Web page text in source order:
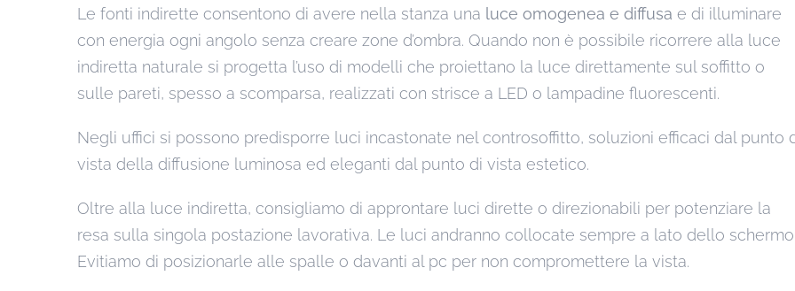
Le fonti indirette consentono di avere nella stanza una luce omogenea e diffusa e di illuminare
con energia ogni angolo senza creare zone d’ombra. Quando non è possibile ricorrere alla luce
indiretta naturale si progetta l’uso di modelli che proiettano la luce direttamente sul soffitto o
sulle pareti, spesso a scomparsa, realizzati con strisce a LED o lampadine fluorescenti.
Negli uffici si possono predisporre luci incastonate nel controsoffitto, soluzioni efficaci dal punto
vista della diffusione luminosa ed eleganti dal punto di vista estetico.
Oltre alla luce indiretta, consigliamo di approntare luci dirette o direzionabili per potenziare la
resa sulla singola postazione lavorativa. Le luci andranno collocate sempre a lato dello
Evitiamo di posizionarle alle spalle o davanti al pc per non compromettere la vista.